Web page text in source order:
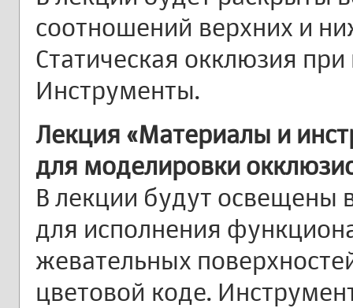
соотношений верхних и
Статическая окклюзия
Инструменты.
Лекция «Материалы и
для моделировки
В лекции будут освещены
для исполнения
жевательных
цветовой коде.